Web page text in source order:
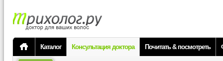
Каталог Консультация доктора Почитать & посмотреть